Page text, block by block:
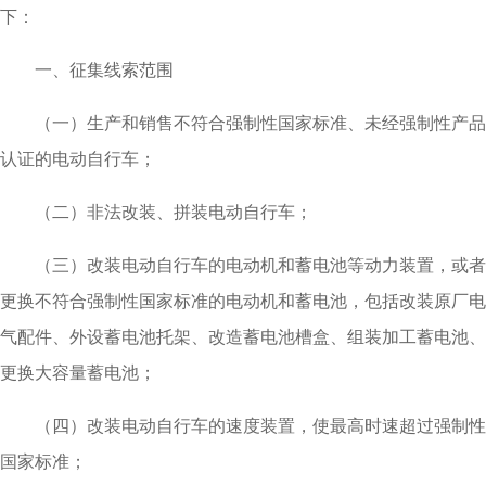
下：
一、征集线索范围
（一）生产和销售不符合强制性国家标准、未经强制性产品
认证的电动自行车；
（二）非法改装、拼装电动自行车；
（三）改装电动自行车的电动机和蓄电池等动力装置，或者
更换不符合强制性国家标准的电动机和蓄电池，包括改装原厂电
气配件、外设蓄电池托架、改造蓄电池槽盒、组装加工蓄电池、
更换大容量蓄电池；
（四）改装电动自行车的速度装置，使最高时速超过强制性
国家标准；